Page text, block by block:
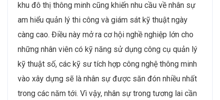
xây dựng thân thiện với môi trường đã trở thành xu
hướng tất yếu, mang lại cơ hội cho những nhân sự có
kiến thức về phát triển bền vững và quản lý môi trường​.
Bên cạnh đó, sự mở rộng hợp tác quốc tế trong lĩnh
vực đầu tư bất động sản đang tăng nhanh, đòi hỏi các
doanh nghiệp tuyển dụng nhân sự có kỹ năng về quản